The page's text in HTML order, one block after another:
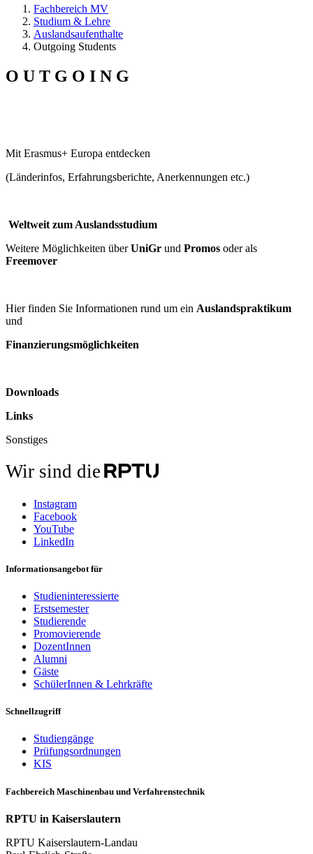
Fachbereich MV
Studium & Lehre
Auslandsaufenthalte
Outgoing Students
O U T G O I N G
Mit Erasmus+ Europa entdecken
(Länderinfos, Erfahrungsberichte, Anerkennungen etc.)
Weltweit zum Auslandsstudium
Weitere Möglichkeiten überUniGr und Promos oder als
Freemover
Hier finden Sie Informationen rund um ein Auslandspraktikum
und
Finanzierungsmöglichkeiten
Downloads
Links
Sonstiges
Wir sind die
Instagram
Facebook
YouTube
LinkedIn
Informationsangebot für
Studieninteressierte
Erstsemester
Studierende
Promovierende
DozentInnen
Alumni
Gäste
SchülerInnen & Lehrkräfte
Schnellzugriff
Studiengänge
Prüfungsordnungen
KIS
Fachbereich Maschinenbau und Verfahrenstechnik
RPTU in Kaiserslautern
RPTU Kaiserslautern-Landau